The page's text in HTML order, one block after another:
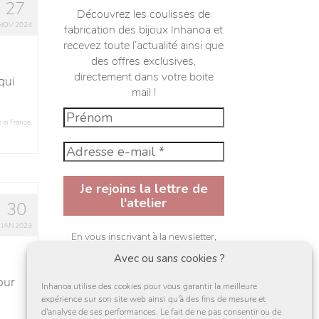
Avec ou sans cookies ?
Inhanoa utilise des cookies pour vous garantir la meilleure
expérience sur son site web ainsi qu'à des fins de mesure et
d'analyse de ses performances. Le fait de ne pas consentir ou de
27
2024
in France,
30
JAN 2023
Découvrez les coulisses de
fabrication des bijoux Inhanoa et
recevez toute l’actualité ainsi que
des offres exclusives,
directement dans votre boite
mail !
En vous inscrivant à la newsletter,
des offres de la par d'Inhanoa ainsi
J'accepte